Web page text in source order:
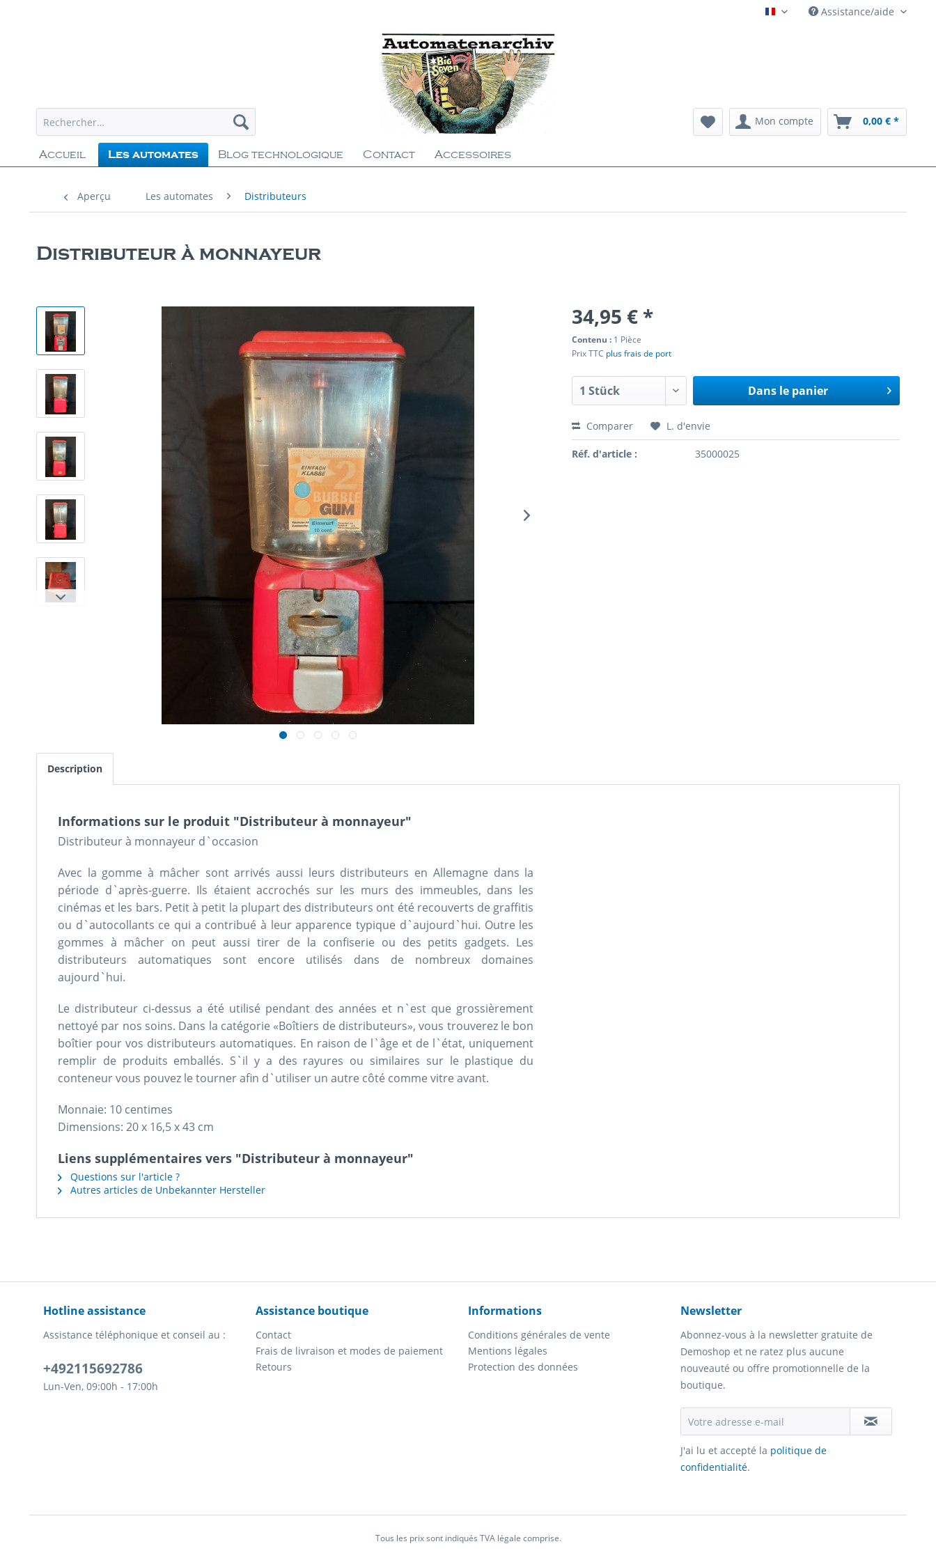
Automatenarchiv French
Assistance/aide
Mon compte 0,00 € *
Accueil Les automates Blog technologique Contact Accessoires
Aperçu Les automates Distributeurs
Distributeur à monnayeur
34,95 € *
Contenu : 1 Pièce
Prix TTC plus frais de port
Dans le panier
Comparer L. d'envie
Réf. d'article : 35000025
Description
Informations sur le produit "Distributeur à monnayeur"
Distributeur à monnayeur d`occasion
Avec la gomme à mâcher sont arrivés aussi leurs distributeurs en Allemagne dans la
période d`après-guerre. Ils étaient accrochés sur les murs des immeubles, dans les
cinémas et les bars. Petit à petit la plupart des distributeurs ont été recouverts de graffitis
ou d`autocollants ce qui a contribué à leur apparence typique d`aujourd`hui. Outre les
gommes à mâcher on peut aussi tirer de la confiserie ou des petits gadgets. Les
distributeurs automatiques sont encore utilisés dans de nombreux domaines
aujourd`hui.
Le distributeur ci-dessus a été utilisé pendant des années et n`est que grossièrement
nettoyé par nos soins. Dans la catégorie «Boîtiers de distributeurs», vous trouverez le bon
boîtier pour vos distributeurs automatiques. En raison de l`âge et de l`état, uniquement
remplir de produits emballés. S`il y a des rayures ou similaires sur le plastique du
conteneur vous pouvez le tourner afin d`utiliser un autre côté comme vitre avant.
Monnaie: 10 centimes
Dimensions: 20 x 16,5 x 43 cm
Liens supplémentaires vers "Distributeur à monnayeur"
Questions sur l'article ?
Autres articles de Unbekannter Hersteller
Hotline assistance
Assistance téléphonique et conseil au :
+492115692786
Lun-Ven, 09:00h - 17:00h
Assistance boutique
Contact
Frais de livraison et modes de paiement
Retours
Informations
Conditions générales de vente
Mentions légales
Protection des données
Newsletter
Abonnez-vous à la newsletter gratuite de
Demoshop et ne ratez plus aucune
nouveauté ou offre promotionnelle de la
boutique.
J'ai lu et accepté la politique de
confidentialité.
Tous les prix sont indiqués TVA légale comprise.